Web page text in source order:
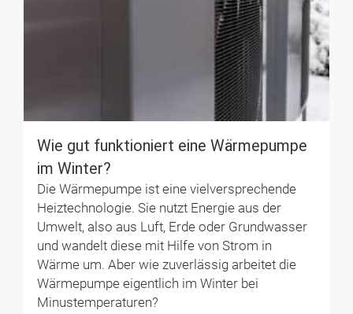
(Viessmann=4950 kWh, „teuerste Variante=6510
kWh) rechne komme ich dann auf 1500 EUR bis
1953 EUR. Das ist ein ziemlöich günstiger
Abschalg wenn ich das monatlich umrechne.
Oder habe ich falsch gerechnet?
Gas- oder Ölheizung muss man auch warten.
Antworten
Herbert Eckhardt
6. März 2024 um 9:43 Uhr
Es genügt nicht wenn sie schreiben: Die LWP sollte
mit genügend Abstand zur Grundstücksgrenze des
Nachbarn aufgestellt werden! Fakt ist, dass es keine
gesetzliche Regel zur Aufstellung von LWP gibt –
Empehlungen vom Hersteller/von Verbänden gelten
vor Gericht NICHT, wie unser Fall vor dem OLG Stgt.
bewiesen hat. ALSO: SCHNELLSTENS
Wie gut funktioniert eine Wärmepumpe
im Winter?
Die Wärmepumpe ist eine vielversprechende
Heiztechnologie. Sie nutzt Energie aus der
Umwelt, also aus Luft, Erde oder Grundwasser
und wandelt diese mit Hilfe von Strom in
Wärme um. Aber wie zuverlässig arbeitet die
Wärmepumpe eigentlich im Winter bei
Minustemperaturen?